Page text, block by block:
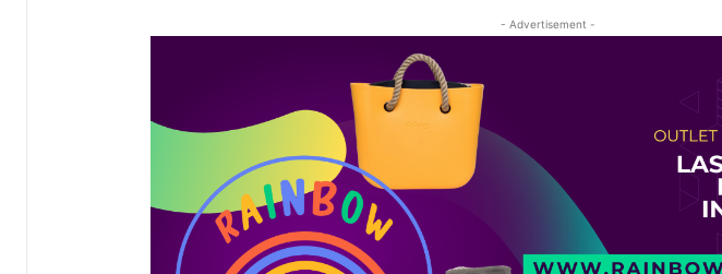
- Advertisement -